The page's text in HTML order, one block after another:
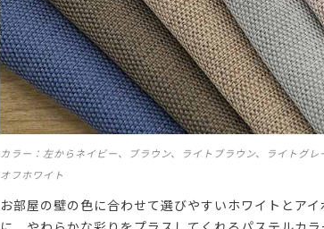
カラー：左からネイビー、ブラウン、ライトブラウン、ライトグ
オフホワイト
お部屋の壁の色に合わせて選びやすいホワイトとア